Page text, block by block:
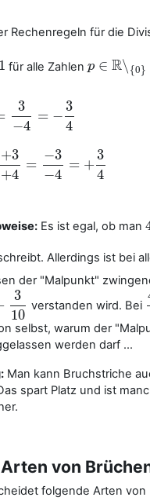
Rechenregeln für die
1 für alle Zahlenp ∈ R∖ {0}
p∈R∖{0}
3
−4
= −
3
4
− 4=− 34
+3
+4
=
−3
−4
= +
3
4
3+4= −3 −4= +34
Es ist egal, ob man
Allerdings ist bei
der "Malpunkt"
3
10
10 verstanden wird. Bei
selbst, warum der
werden darf ...
Man kann Bruchstriche
spart Platz und ist
von
folgende Arten von